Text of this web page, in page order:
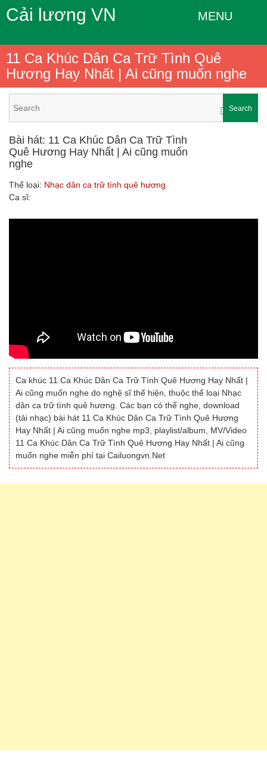
Cải lương VN MENU
11 Ca Khúc Dân Ca Trữ Tình Quê
Hương Hay Nhất | Ai cũng muốn nghe
Search
Bài hát: 11 Ca Khúc Dân Ca Trữ Tình
Quê Hương Hay Nhất | Ai cũng muốn
nghe
Thể loại: Nhạc dân ca trữ tình quê hương
Ca sĩ:
Ca khúc 11 Ca Khúc Dân Ca Trữ Tình Quê Hương Hay Nhất |
Ai cũng muốn nghe do nghệ sĩ thể hiện, thuộc thể loại Nhạc
dân ca trữ tình quê hương. Các bạn có thể nghe, download
(tải nhạc) bài hát 11 Ca Khúc Dân Ca Trữ Tình Quê Hương
Hay Nhất | Ai cũng muốn nghe mp3, playlist/album, MV/Video
11 Ca Khúc Dân Ca Trữ Tình Quê Hương Hay Nhất | Ai cũng
muốn nghe miễn phí tại Cailuongvn.Net